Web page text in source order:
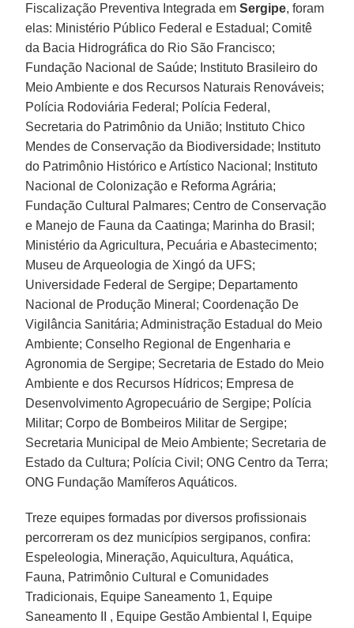
Fiscalização Preventiva Integrada emSergipe, foram
elas: Ministério Público Federal e Estadual; Comitê
da Bacia Hidrográfica do Rio São Francisco;
Fundação Nacional de Saúde; Instituto Brasileiro do
Meio Ambiente e dos Recursos Naturais Renováveis;
Polícia Rodoviária Federal; Polícia Federal,
Secretaria do Patrimônio da União; Instituto Chico
Mendes de Conservação da Biodiversidade; Instituto
do Patrimônio Histórico e Artístico Nacional; Instituto
Nacional de Colonização e Reforma Agrária;
Fundação Cultural Palmares; Centro de Conservação
e Manejo de Fauna da Caatinga; Marinha do Brasil;
Ministério da Agricultura, Pecuária e Abastecimento;
Museu de Arqueologia de Xingó da UFS;
Universidade Federal de Sergipe; Departamento
Nacional de Produção Mineral; Coordenação De
Vigilância Sanitária; Administração Estadual do Meio
Ambiente; Conselho Regional de Engenharia e
Agronomia de Sergipe; Secretaria de Estado do Meio
Ambiente e dos Recursos Hídricos; Empresa de
Desenvolvimento Agropecuário de Sergipe; Polícia
Militar; Corpo de Bombeiros Militar de Sergipe;
Secretaria Municipal de Meio Ambiente; Secretaria de
Estado da Cultura; Polícia Civil; ONG Centro da Terra;
ONG Fundação Mamíferos Aquáticos.
Treze equipes formadas por diversos profissionais
percorreram os dez municípios sergipanos, confira:
Espeleologia, Mineração, Aquicultura, Aquática,
Fauna, Patrimônio Cultural e Comunidades
Tradicionais, Equipe Saneamento 1, Equipe
Saneamento II , Equipe Gestão Ambiental I, Equipe